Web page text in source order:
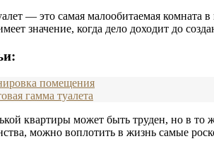
— это самая малообитаемая комната
значение, когда дело доходит до
помещения
гамма туалета
квартиры может быть труден, но в
можно воплотить в жизнь самые